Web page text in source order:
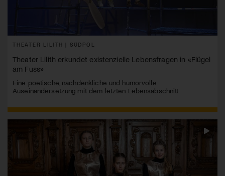
THEATER LILITH | SÜDPOL
Theater Lilith erkundet existenzielle Lebensfragen in «Flügel
am Fuss»
Eine poetische, nachdenkliche und humorvolle
Auseinandersetzung mit dem letzten Lebensabschnitt